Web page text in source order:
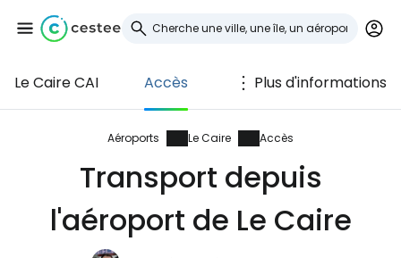
Le Caire CAI Accès Plus d'informations
Aéroports Le Caire Accès
Transport depuis
l'aéroport de Le Caire
Se connecter à
Cestee
... la communauté mondiale des voyageurs
Continuer avec Google